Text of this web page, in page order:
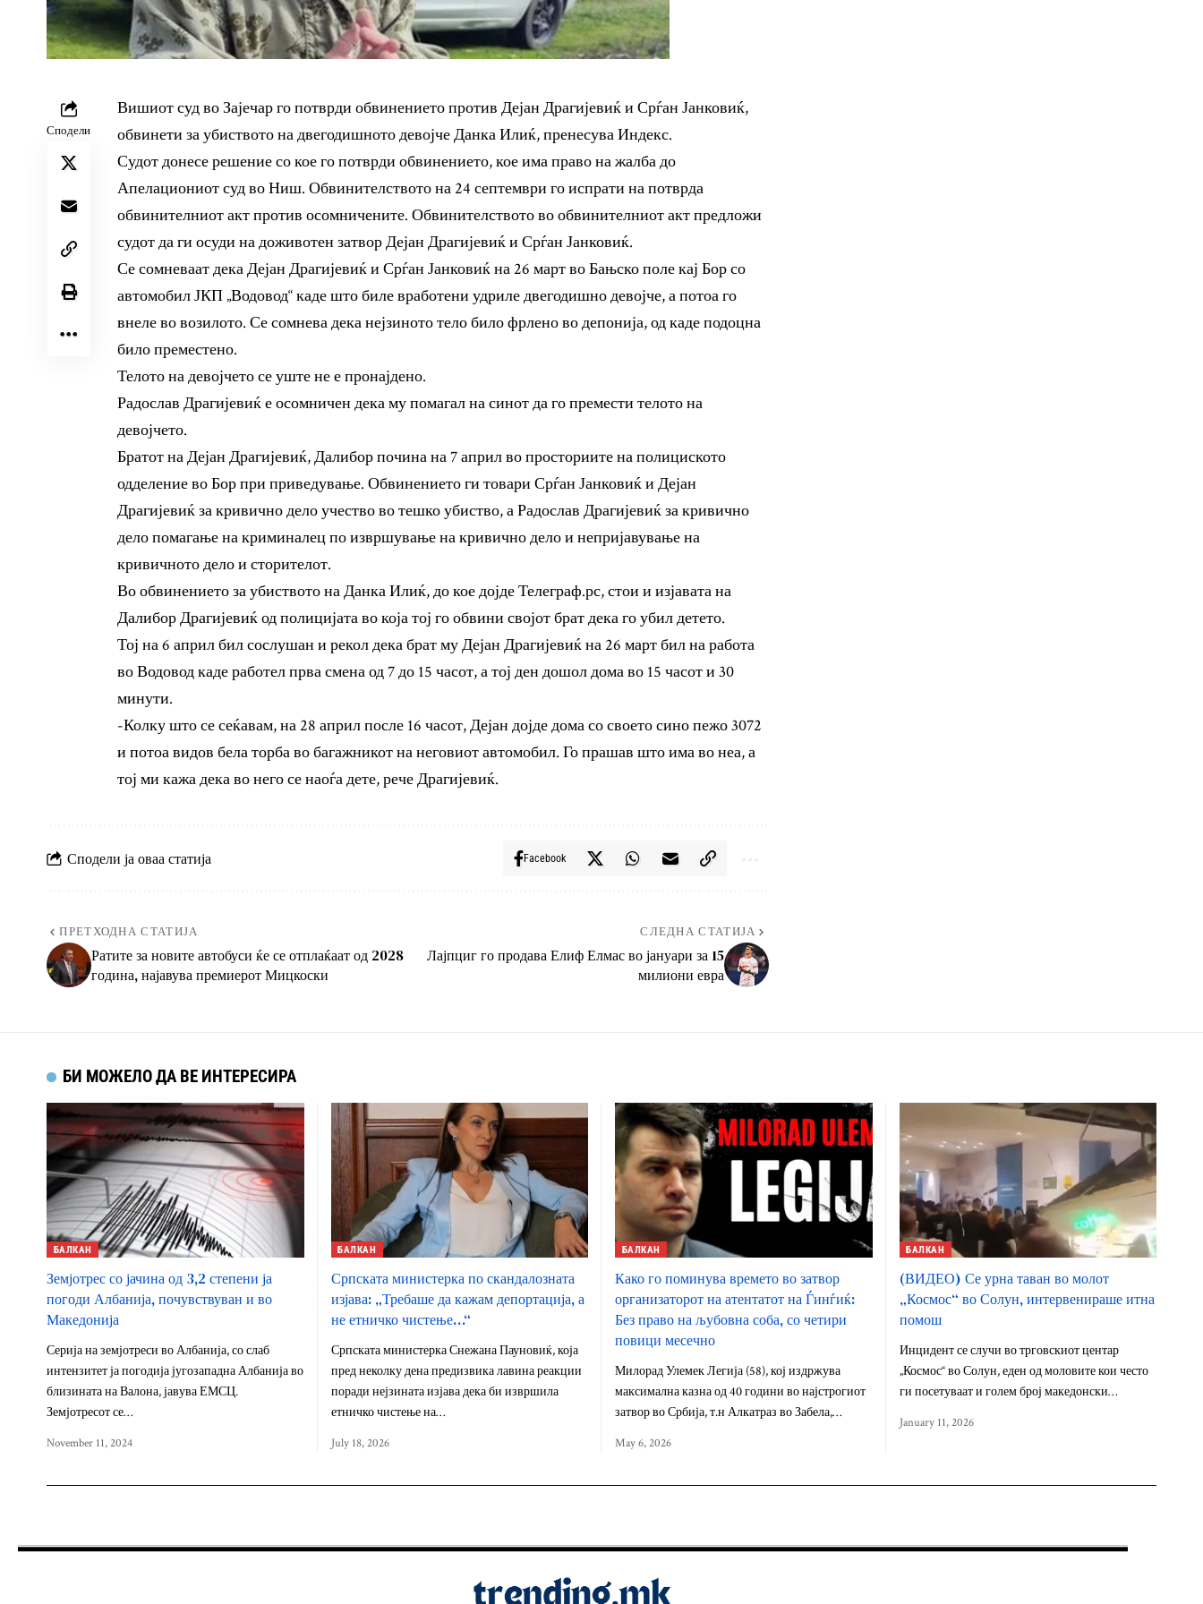
Сподели
Вишиот суд во Зајечар го потврди обвинението против Дејан Драгијевиќ и Срѓан Јанковиќ,
обвинети за убиството на двегодишното девојче Данка Илиќ, пренесува Индекс.
Судот донесе решение со кое го потврди обвинението, кое има право на жалба до
Апелациониот суд во Ниш. Обвинителството на 24 септември го испрати на потврда
обвинителниот акт против осомничените. Обвинителството во обвинителниот акт предложи
судот да ги осуди на доживотен затвор Дејан Драгијевиќ и Срѓан Јанковиќ.
Се сомневаат дека Дејан Драгијевиќ и Срѓан Јанковиќ на 26 март во Бањско поле кај Бор со
автомобил ЈКП „Водовод“ каде што биле вработени удриле двегодишно девојче, а потоа го
внеле во возилото. Се сомнева дека нејзиното тело било фрлено во депонија, од каде подоцна
било преместено.
Телото на девојчето се уште не е пронајдено.
Радослав Драгијевиќ е осомничен дека му помагал на синот да го премести телото на
девојчето.
Братот на Дејан Драгијевиќ, Далибор почина на 7 април во просториите на полициското
одделение во Бор при приведување. Обвинението ги товари Срѓан Јанковиќ и Дејан
Драгијевиќ за кривично дело учество во тешко убиство, а Радослав Драгијевиќ за кривично
дело помагање на криминалец по извршување на кривично дело и непријавување на
кривичното дело и сторителот.
Во обвинението за убиството на Данка Илиќ, до кое дојде Телеграф.рс, стои и изјавата на
Далибор Драгијевиќ од полицијата во која тој го обвини својот брат дека го убил детето.
Тој на 6 април бил сослушан и рекол дека брат му Дејан Драгијевиќ на 26 март бил на работа
во Водовод каде работел прва смена од 7 до 15 часот, а тој ден дошол дома во 15 часот и 30
минути.
-Колку што се сеќавам, на 28 април после 16 часот, Дејан дојде дома со своето сино пежо 3072
и потоа видов бела торба во багажникот на неговиот автомобил. Го прашав што има во неа, а
тој ми кажа дека во него се наоѓа дете, рече Драгијевиќ.
Сподели ја оваа статија Facebook
ПРЕТХОДНА СТАТИЈА
Ратите за новите автобуси ќе се отплаќаат од 2028
година, најавува премиерот Мицкоски
СЛЕДНА СТАТИЈА
Лајпциг го продава Елиф Елмас во јануари за 15
милиони евра
БИ МОЖЕЛО ДА ВЕ ИНТЕРЕСИРА
БАЛКАН
Земјотрес со јачина од 3,2 степени ја
погоди Албанија, почувствуван и во
Македонија
Серија на земјотреси во Албанија, со слаб
интензитет ја погодија југозападна Албанија во
близината на Валона, јавува ЕМСЦ.
Земјотресот се…
November 11, 2024
БАЛКАН
Српската министерка по скандалозната
изјава: „Требаше да кажам депортација, а
не етничко чистење…“
Српската министерка Снежана Пауновиќ, која
пред неколку дена предизвика лавина реакции
поради нејзината изјава дека би извршила
етничко чистење на…
July 18, 2026
БАЛКАН
Како го поминува времето во затвор
организаторот на атентатот на Ѓинѓиќ:
Без право на љубовна соба, со четири
повици месечно
Милорад Улемек Легија (58), кој издржува
максимална казна од 40 години во најстрогиот
затвор во Србија, т.н Алкатраз во Забела,…
May 6, 2026
БАЛКАН
(ВИДЕО) Се урна таван во молот
„Космос“ во Солун, интервенираше итна
помош
Инцидент се случи во трговскиот центар
„Космос“ во Солун, еден од моловите кои често
ги посетуваат и голем број македонски…
January 11, 2026